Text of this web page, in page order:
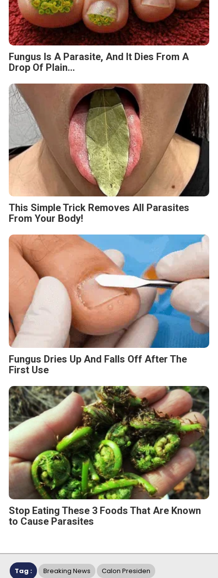
Fungus Is A Parasite, And It Dies From A
Drop Of Plain...
This Simple Trick Removes All Parasites
From Your Body!
Fungus Dries Up And Falls Off After The
First Use
Stop Eating These 3 Foods That Are Known
to Cause Parasites
Tag : Breaking News Calon Presiden